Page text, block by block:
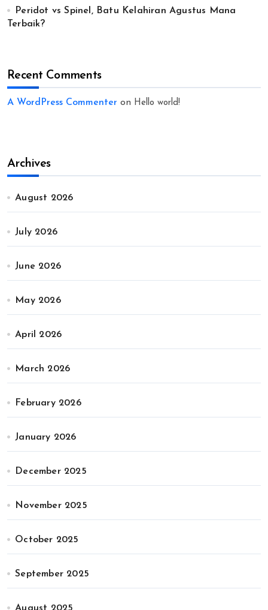
Peridot vs Spinel, Batu Kelahiran Agustus Mana
Terbaik?
Recent Comments
A WordPress Commenter on Hello world!
Archives
August 2026
July 2026
June 2026
May 2026
April 2026
March 2026
February 2026
January 2026
December 2025
November 2025
October 2025
September 2025